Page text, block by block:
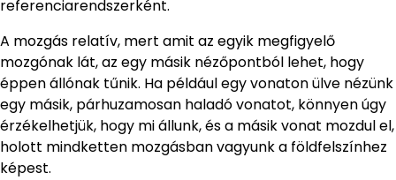
referenciarendszerként.
A mozgás relatív, mert amit az egyik megfigyelő
mozgónak lát, az egy másik nézőpontból lehet, hogy
éppen állónak tűnik. Ha például egy vonaton ülve nézünk
egy másik, párhuzamosan haladó vonatot, könnyen úgy
érzékelhetjük, hogy mi állunk, és a másik vonat mozdul el,
holott mindketten mozgásban vagyunk a földfelszínhez
képest.